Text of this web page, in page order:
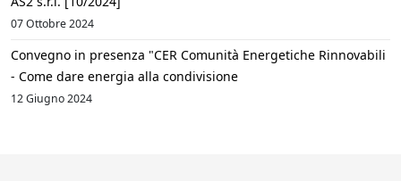
07 Ottobre 2024
Convegno in presenza "CER Comunità Energetiche Rinnovabili
- Come dare energia alla condivisione
12 Giugno 2024